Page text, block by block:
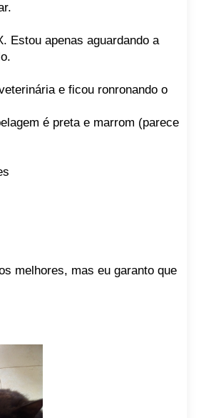
Estou apenas aguardando a
e ficou ronronando o
é preta e marrom (parece
melhores, mas eu garanto que